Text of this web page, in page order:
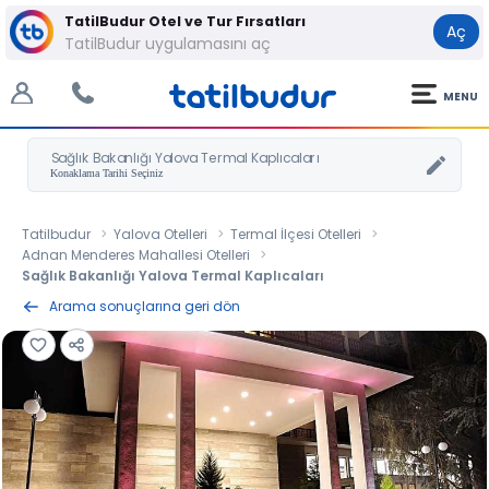
TatilBudur Otel ve Tur Fırsatları
TatilBudur uygulamasını aç
Aç
MENU
Sağlık Bakanlığı Yalova Termal Kaplıcaları
Tatilbudur Yalova Otelleri
Termal İlçesi Otelleri
Adnan Menderes Mahallesi Otelleri
Sağlık Bakanlığı Yalova Termal Kaplıcaları
Arama sonuçlarına geri dön